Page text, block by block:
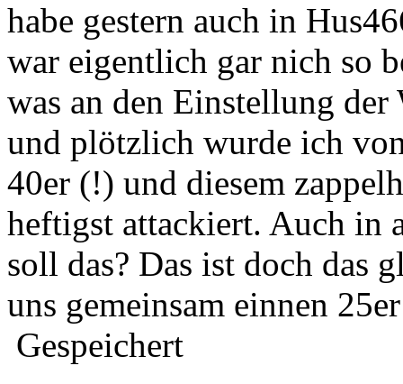
habe gestern auch in
war eigentlich gar nich so
was an den Einstellung der
und plötzlich wurde ich
40er (!) und diesem
heftigst attackiert. Auch in
soll das? Das ist doch das
uns gemeinsam einnen
Gespeichert